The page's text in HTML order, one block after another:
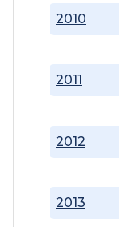
2010
2011
2012
2013